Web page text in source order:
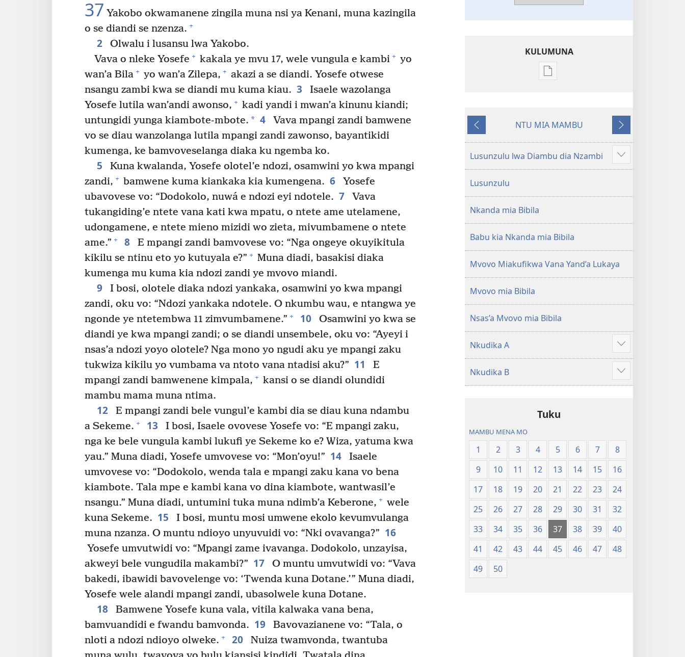
37 Yakobo okwamanene zingila muna nsi ya Kenani, muna kazingila
o se diandi se nzenza. +
2
Olwalu i lusansu lwa Yakobo.
Vava o nleke Yosefe + kakala ye mvu 17, wele vungula e kambi + yo
wan’a Bila + yo wan’a Zilepa, + akazi a se diandi. Yosefe otwese
nsangu zambi kwa se diandi mu kuma kiau. 3
Isaele wazolanga
Yosefe lutila wan’andi awonso, + kadi yandi i mwan’a kinunu kiandi;
untungidi yunga kiambote-mbote. * 4
Vava mpangi zandi bamwene
vo se diau wanzolanga lutila mpangi zandi zawonso, bayantikidi
kumenga, ke bamvoveselanga diaka ku ngemba ko.
5
Kuna kwalanda, Yosefe olotel’e ndozi, osamwini yo kwa mpangi
zandi, + bamwene kuma kiankaka kia kumengena. 6
Yosefe
ubavovese vo: “Dodokolo, nuwá e ndozi eyi ndotele. 7
Vava
tukangiding’e ntete vana kati kwa mpatu, o ntete ame utelamene,
udongamene, e ntete mieno mizidi wo zieta, mivumbamene o ntete
ame.” + 8
E mpangi zandi bamvovese vo: “Nga ongeye okuyikitula
kikilu se ntinu eto yo kutuyala e?” + Muna diadi, basakisi diaka
kumenga mu kuma kia ndozi zandi ye mvovo miandi.
9
I bosi, olotele diaka ndozi yankaka, osamwini yo kwa mpangi
zandi, oku vo: “Ndozi yankaka ndotele. O nkumbu wau, e ntangwa ye
ngonde ye ntetembwa 11 zimvumbamene.” + 10
Osamwini yo kwa se
diandi ye kwa mpangi zandi; o se diandi unsembele, oku vo: “Ayeyi i
nsas’a ndozi yoyo olotele? Nga mono yo ngudi aku ye mpangi zaku
tukwiza kikilu yo vumbama va ntoto vana ntadisi aku?” 11
E
mpangi zandi bamwenene kimpala, + kansi o se diandi olundidi
mambu mama muna ntima.
12
E mpangi zandi bele vungul’e kambi dia se diau kuna ndambu
a Sekeme. + 13
I bosi, Isaele ovovese Yosefe vo: “E mpangi zaku,
nga ke bele vungula kambi lukufi ye Sekeme ko e? Wiza, yatuma kwa
yau.” Muna diadi, Yosefe umvovese vo: “Mon’oyu!” 14
Isaele
umvovese vo: “Dodokolo, wenda tala e mpangi zaku kana vo bena
kiambote. Tala mpe e kambi kana vo dina kiambote, wantwasil’e
nsangu.” Muna diadi, untumini tuka muna ndimb’a Keberone, + wele
kuna Sekeme. 15
I bosi, muntu mosi umwene ekolo kevumvulanga
muna nzanza. O muntu ndioyo unyuvuidi vo: “Nki ovavanga?” 16
Yosefe umvutwidi vo: “Mpangi zame ivavanga. Dodokolo, unzayisa,
akweyi bele vungudila makambi?” 17
O muntu umvutwidi vo: “Vava
bakedi, ibawidi bavovelenge vo: ‘Twenda kuna Dotane.’” Muna diadi,
Yosefe wele alandi mpangi zandi, ubasolwele kuna Dotane.
18
Bamwene Yosefe kuna vala, vitila kalwaka vana bena,
bamvuandidi e fwandu bamvonda. 19
Bavovazianene vo: “Tala, o
nloti a ndozi ndioyo olweke. + 20
Nuiza twamvonda, twantuba
KULUMUNA
Kulumuna
Bibila
Nsekola
ya
Kunima
NTU MIA MAMBU
Kuntwala
Lusunzulu lwa Diambu dia Nzambi
Show
more
Lusunzulu
Nkanda mia Bibila
Babu kia Nkanda mia Bibila
Mvovo Miakufikwa Vana Yand’a Lukaya
Mvovo mia Bibila
Nsas’a Mvovo mia Bibila
Nkudika A
Show
more
Nkudika B
Show
more
Tuku
MAMBU MENA MO
1 2 3 4 5 6 7
8
9
10 11 12 13 14 15
16
17
18 19 20 21 22 23
24
25
26 27 28 29 30 31
32
33
34 35 36 37 38 39
40
41
42 43 44 45 46 47
48
49
50